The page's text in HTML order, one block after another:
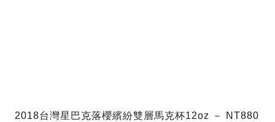
2018台灣星巴克落櫻繽紛雙層馬克杯12oz － NT880